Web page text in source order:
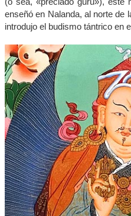
enseñó en Nalanda, al norte de
introdujo el budismo tántrico en